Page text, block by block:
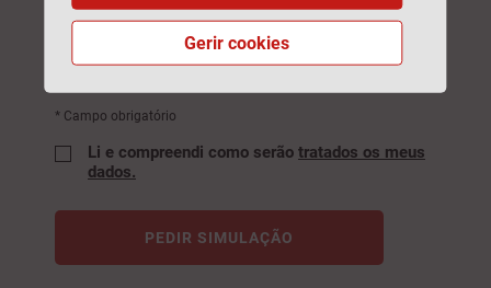
Este formulário é protegido pelo reCAPTCHA, pelaPolítica de
* Campo obrigatório
Li e compreendi como serão tratados os meus
dados.
PEDIR SIMULAÇÃO
Gerir cookies